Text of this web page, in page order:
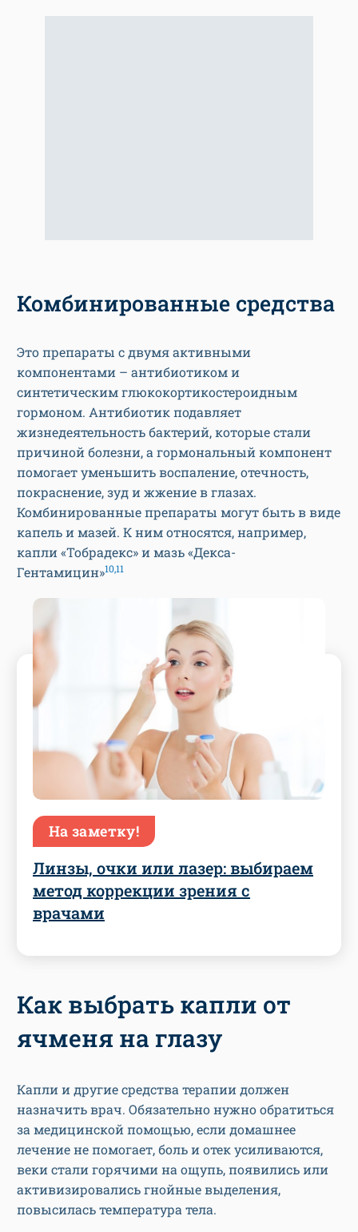
Комбинированные средства
Это препараты с двумя активными
компонентами – антибиотиком и
синтетическим глюкокортикостероидным
гормоном. Антибиотик подавляет
жизнедеятельность бактерий, которые стали
причиной болезни, а гормональный компонент
помогает уменьшить воспаление, отечность,
покраснение, зуд и жжение в глазах.
Комбинированные препараты могут быть в виде
капель и мазей. К ним относятся, например,
капли «Тобрадекс» и мазь «Декса-
Гентамицин»10,11
На заметку!
Линзы, очки или лазер: выбираем
метод коррекции зрения с
врачами
Как выбрать капли от
ячменя на глазу
Капли и другие средства терапии должен
назначить врач. Обязательно нужно обратиться
за медицинской помощью, если домашнее
лечение не помогает, боль и отек усиливаются,
веки стали горячими на ощупь, появились или
активизировались гнойные выделения,
повысилась температура тела.